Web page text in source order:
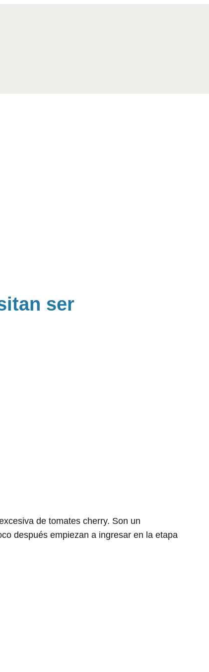
ser
de tomates cherry. Son un
después empiezan a ingresar en la etapa